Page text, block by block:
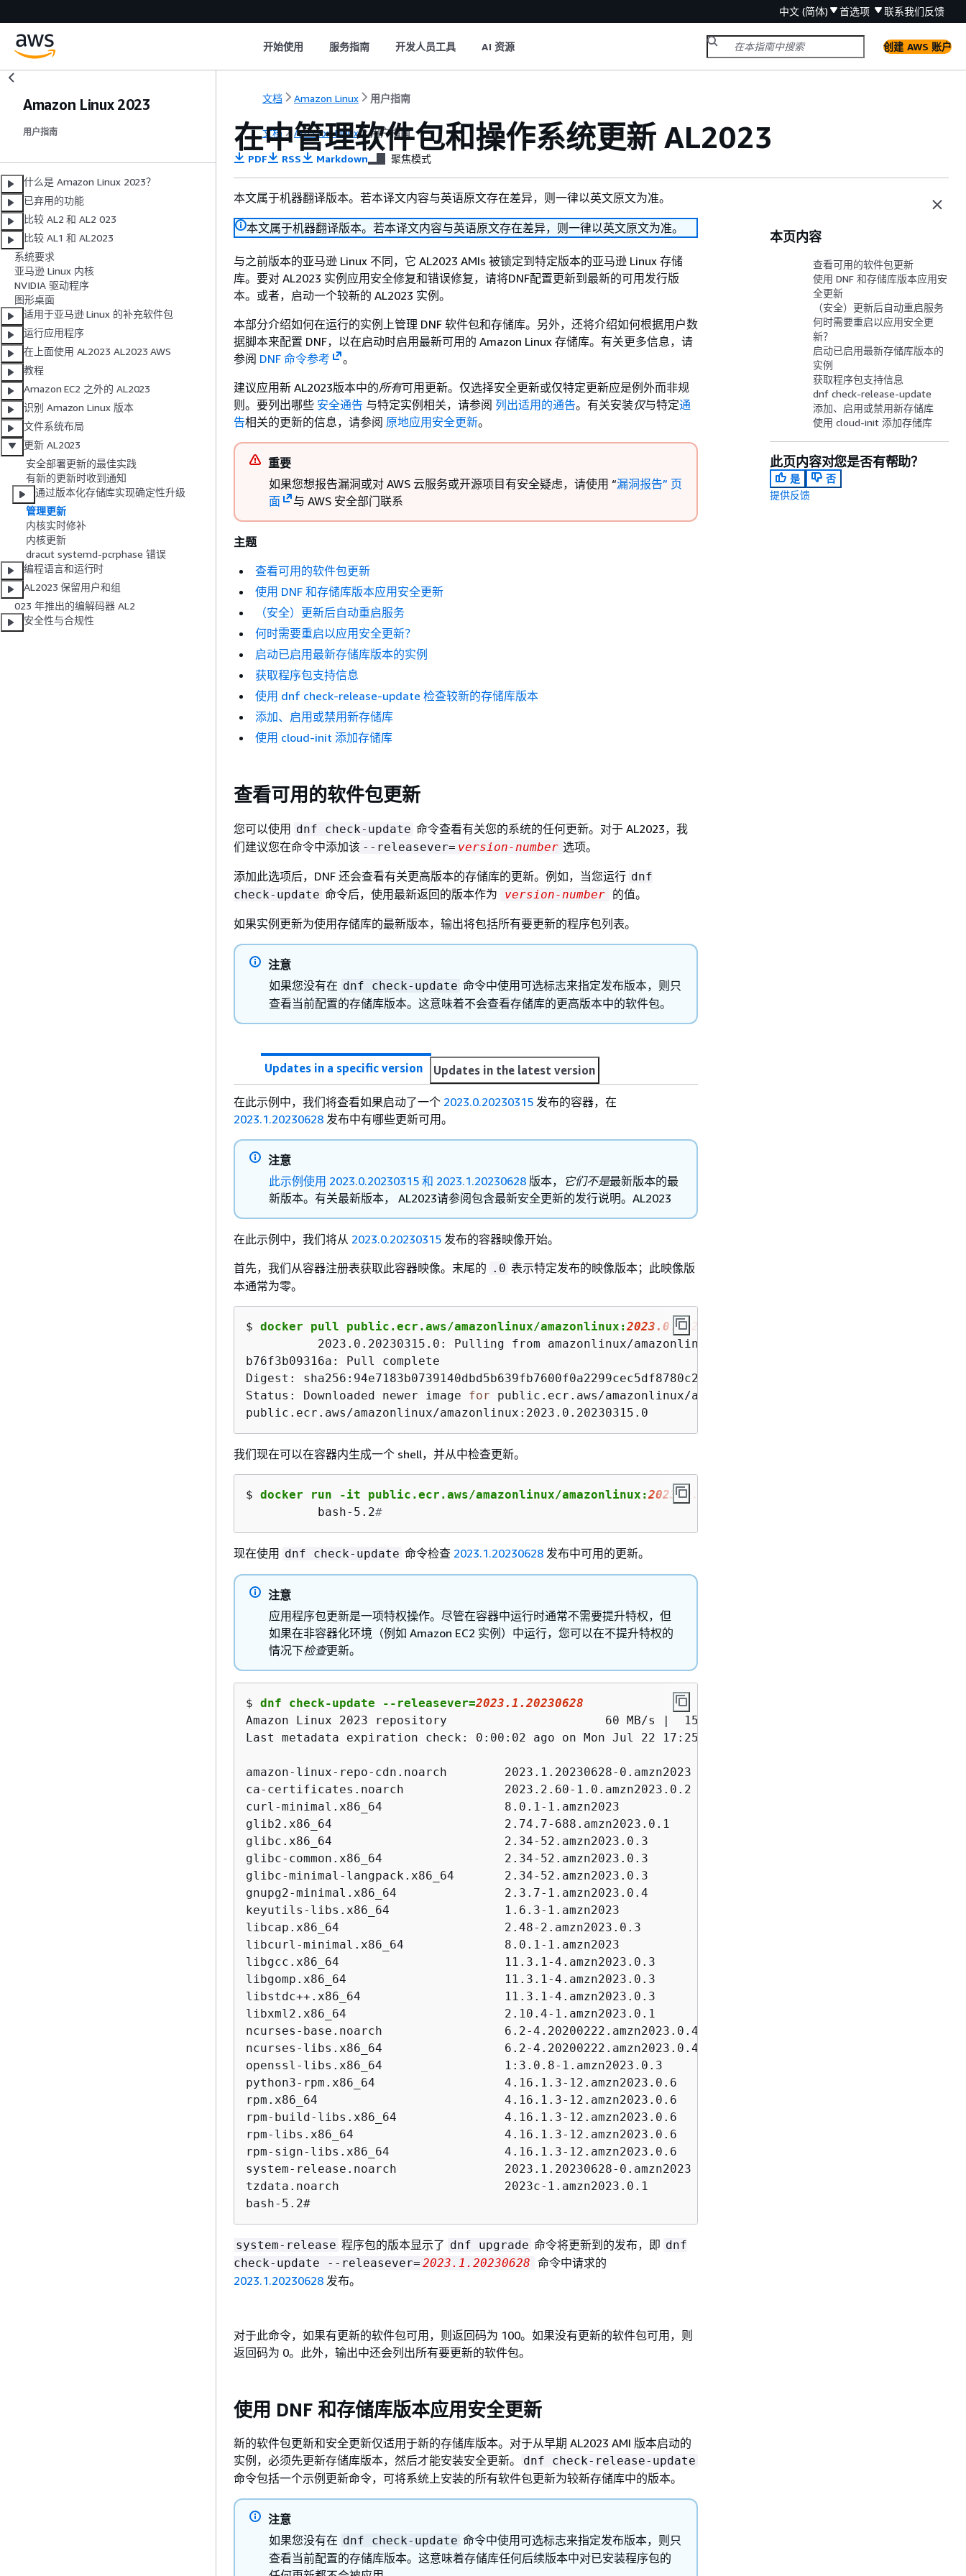
中文 (简体) 首选项 联系我们反馈
开始使用 服务指南 开发人员工具 AI 资源 创建 AWS 账户
Amazon Linux 2023
用户指南
什么是 Amazon Linux 2023？
已弃用的功能
比较 AL2 和 AL2 023
比较 AL1 和 AL2023
系统要求
亚马逊 Linux 内核
NVIDIA 驱动程序
图形桌面
适用于亚马逊 Linux 的补充软件包
运行应用程序
在上面使用 AL2023 AL2023 AWS
教程
Amazon EC2 之外的 AL2023
识别 Amazon Linux 版本
文件系统布局
更新 AL2023
安全部署更新的最佳实践
有新的更新时收到通知
通过版本化存储库实现确定性升级
管理更新
内核实时修补
内核更新
dracut systemd-pcrphase 错误
编程语言和运行时
AL2023 保留用户和组
023 年推出的编解码器 AL2
安全性与合规性
文档 Amazon Linux 用户指南
文档 Amazon Linux 用户指南
在中管理软件包和操作系统更新 AL2023
PDF RSS Markdown 聚焦模式
本文属于机器翻译版本。若本译文内容与英语原文存在差异，则一律以英文原文为准。
本文属于机器翻译版本。若本译文内容与英语原文存在差异，则一律以英文原文为准。
与之前版本的亚马逊 Linux 不同，它 AL2023 AMIs 被锁定到特定版本的亚马逊 Linux 存储
库。要对 AL2023 实例应用安全修复和错误修复，请将DNF配置更新到最新的可用发行版
本。或者，启动一个较新的 AL2023 实例。
本部分介绍如何在运行的实例上管理 DNF 软件包和存储库。另外，还将介绍如何根据用户数
据脚本来配置 DNF，以在启动时启用最新可用的 Amazon Linux 存储库。有关更多信息，请
参阅 DNF 命令参考
。
建议应用新 AL2023版本中的所有可用更新。仅选择安全更新或仅特定更新应是例外而非规
则。要列出哪些 安全通告 与特定实例相关，请参阅 列出适用的通告。有关安装仅与特定通
告相关的更新的信息，请参阅 原地应用安全更新。
重要
如果您想报告漏洞或对 AWS 云服务或开源项目有安全疑虑，请使用 “漏洞报告” 页
面
与 AWS 安全部门联系
主题
查看可用的软件包更新
使用 DNF 和存储库版本应用安全更新
（安全）更新后自动重启服务
何时需要重启以应用安全更新？
启动已启用最新存储库版本的实例
获取程序包支持信息
使用 dnf check-release-update 检查较新的存储库版本
添加、启用或禁用新存储库
使用 cloud-init 添加存储库
查看可用的软件包更新
您可以使用 dnf check-update 命令查看有关您的系统的任何更新。对于 AL2023，我
们建议您在命令中添加该 --releasever= version-number 选项。
添加此选项后，DNF 还会查看有关更高版本的存储库的更新。例如，当您运行 dnf
check-update 命令后，使用最新返回的版本作为 version-number 的值。
如果实例更新为使用存储库的最新版本，输出将包括所有要更新的程序包列表。
注意
如果您没有在 dnf check-update 命令中使用可选标志来指定发布版本，则只
查看当前配置的存储库版本。这意味着不会查看存储库的更高版本中的软件包。
Updates in a specific version Updates in the latest version
在此示例中，我们将查看如果启动了一个 2023.0.20230315 发布的容器，在
2023.1.20230628 发布中有哪些更新可用。
注意
此示例使用 2023.0.20230315 和 2023.1.20230628 版本， 它们不是最新版本的最
新版本。有关最新版本， AL2023请参阅包含最新安全更新的发行说明。AL2023
在此示例中，我们将从 2023.0.20230315 发布的容器映像开始。
首先，我们从容器注册表获取此容器映像。末尾的 .0 表示特定发布的映像版本；此映像版
本通常为零。
$ docker pull public.ecr.aws/amazonlinux/amazonlinux:2023.0.20230315.0
2023.0.20230315.0: Pulling from amazonlinux/amazonlinux
b76f3b09316a: Pull complete
Digest: sha256:94e7183b0739140dbd5b639fb7600f0a2299cec5df8780c26d9cb409da5315a9
Status: Downloaded newer image for public.ecr.aws/amazonlinux/amazonlinux:2023.0.20230315.0
public.ecr.aws/amazonlinux/amazonlinux:2023.0.20230315.0
我们现在可以在容器内生成一个 shell，并从中检查更新。
$ docker run -it public.ecr.aws/amazonlinux/amazonlinux:2023.0.20230315.0
bash-5.2#
现在使用 dnf check-update 命令检查 2023.1.20230628 发布中可用的更新。
注意
应用程序包更新是一项特权操作。尽管在容器中运行时通常不需要提升特权，但
如果在非容器化环境（例如 Amazon EC2 实例）中运行，您可以在不提升特权的
情况下检查更新。
$ dnf check-update --releasever=2023 . 1 . 20230628
Amazon Linux 2023 repository                      60 MB/s |  15 MB     00:00
Last metadata expiration check: 0:00:02 ago on Mon Jul 22 17:25:34 2024.
amazon-linux-repo-cdn.noarch        2023.1.20230628-0.amzn2023        amazonlinux
ca-certificates.noarch              2023.2.60-1.0.amzn2023.0.2        amazonlinux
curl-minimal.x86_64                 8.0.1-1.amzn2023                  amazonlinux
glib2.x86_64                        2.74.7-688.amzn2023.0.1           amazonlinux
glibc.x86_64                        2.34-52.amzn2023.0.3              amazonlinux
glibc-common.x86_64                 2.34-52.amzn2023.0.3              amazonlinux
glibc-minimal-langpack.x86_64       2.34-52.amzn2023.0.3              amazonlinux
gnupg2-minimal.x86_64               2.3.7-1.amzn2023.0.4              amazonlinux
keyutils-libs.x86_64                1.6.3-1.amzn2023                  amazonlinux
libcap.x86_64                       2.48-2.amzn2023.0.3               amazonlinux
libcurl-minimal.x86_64              8.0.1-1.amzn2023                  amazonlinux
libgcc.x86_64                       11.3.1-4.amzn2023.0.3             amazonlinux
libgomp.x86_64                      11.3.1-4.amzn2023.0.3             amazonlinux
libstdc++.x86_64                    11.3.1-4.amzn2023.0.3             amazonlinux
libxml2.x86_64                      2.10.4-1.amzn2023.0.1             amazonlinux
ncurses-base.noarch                 6.2-4.20200222.amzn2023.0.4       amazonlinux
ncurses-libs.x86_64                 6.2-4.20200222.amzn2023.0.4       amazonlinux
openssl-libs.x86_64                 1:3.0.8-1.amzn2023.0.3            amazonlinux
python3-rpm.x86_64                  4.16.1.3-12.amzn2023.0.6          amazonlinux
rpm.x86_64                          4.16.1.3-12.amzn2023.0.6          amazonlinux
rpm-build-libs.x86_64               4.16.1.3-12.amzn2023.0.6          amazonlinux
rpm-libs.x86_64                     4.16.1.3-12.amzn2023.0.6          amazonlinux
rpm-sign-libs.x86_64                4.16.1.3-12.amzn2023.0.6          amazonlinux
system-release.noarch               2023.1.20230628-0.amzn2023        amazonlinux
tzdata.noarch                       2023c-1.amzn2023.0.1              amazonlinux
bash-5.2#
system-release 程序包的版本显示了 dnf upgrade 命令将更新到的发布，即 dnf
check-update --releasever= 2023.1.20230628 命令中请求的
2023.1.20230628 发布。
对于此命令，如果有更新的软件包可用，则返回码为 100。如果没有更新的软件包可用，则
返回码为 0。此外，输出中还会列出所有要更新的软件包。
使用 DNF 和存储库版本应用安全更新
新的软件包更新和安全更新仅适用于新的存储库版本。对于从早期 AL2023 AMI 版本启动的
实例，必须先更新存储库版本，然后才能安装安全更新。
dnf check-release-update
命令包括一个示例更新命令，可将系统上安装的所有软件包更新为较新存储库中的版本。
注意
如果您没有在 dnf check-update 命令中使用可选标志来指定发布版本，则只
查看当前配置的存储库版本。这意味着存储库任何后续版本中对已安装程序包的
本页内容
查看可用的软件包更新
使用 DNF 和存储库版本应用安
全更新
（安全）更新后自动重启服务
何时需要重启以应用安全更
新？
启动已启用最新存储库版本的
实例
获取程序包支持信息
dnf check-release-update
添加、启用或禁用新存储库
使用 cloud-init 添加存储库
此页内容对您是否有帮助？
是
否
提供反馈